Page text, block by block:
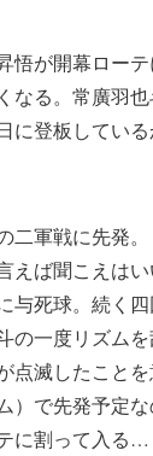
悟が開幕ロー
なる。常廣羽
に登板している
二軍戦に先発
えば聞こえは
与死球。続く
の一度リズム
点滅したこと
）で先発予定
に割って入る…